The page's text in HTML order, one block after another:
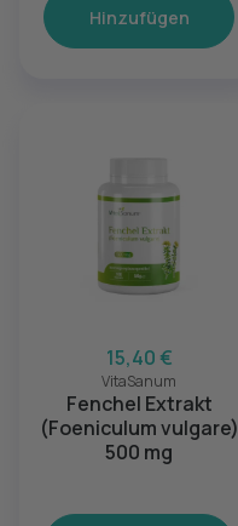
Hinzufügen
15,40 €
VitaSanum
Fenchel Extrakt
(Foeniculum vulgare)
500 mg